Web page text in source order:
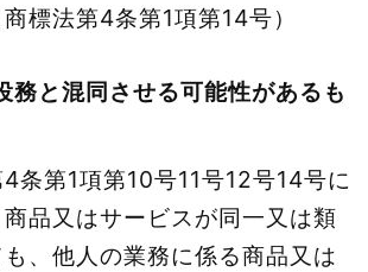
標法第4条第1項第14号）
務と混同させる可能性があるも
条第1項第10号11号12号14号に
品又はサービスが同一又は類
、他人の業務に係る商品又は